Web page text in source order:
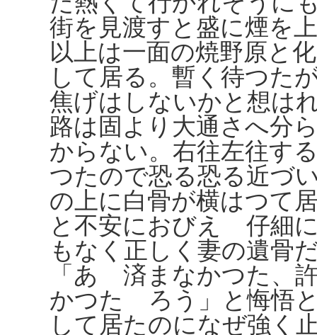
街を見渡すと盛に煙を
以上は一面の焼野原と
して居る。暫く待つた
焦げはしないかと想は
路は固より大通さへ分
からない。右往左往す
つたので恐る恐る近づ
の上に白骨が横はつて
と不安におびえゝ仔細
もなく正しく妻の遺骨
「あゝ済まなかつた、
かつたゞろう」と悔悟
して居たのになぜ強く